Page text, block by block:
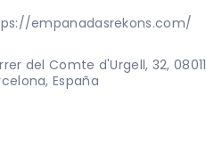
empanadasrekons.com/
del Comte d'Urgell, 32, 08011
España